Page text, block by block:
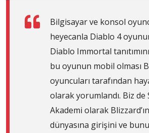
Bilgisayar ve konsol
heyecanla Diablo 4
Diablo Immortal
bu oyunun mobil olması
oyuncuları tarafından
olarak yorumlandı. Biz de
Akademi olarak
dünyasına girişini ve